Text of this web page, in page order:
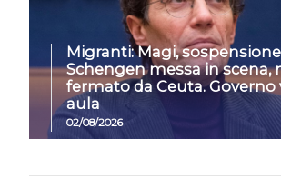
Migranti: Magi, sospensione
Schengen messa in scena,
fermato da Ceuta. Governo
aula
02/08/2026